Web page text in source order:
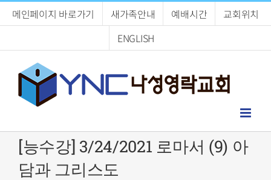
메인페이지 바로가기 새가족안내 예배시간
교회위치
ENGLISH
[능수강] 3/24/2021 로마서 (9) 아
담과 그리스도